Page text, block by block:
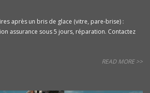
après un bris de glace (vitre, pare-brise) :
assurance sous 5 jours, réparation. Contactez
READ MORE >>